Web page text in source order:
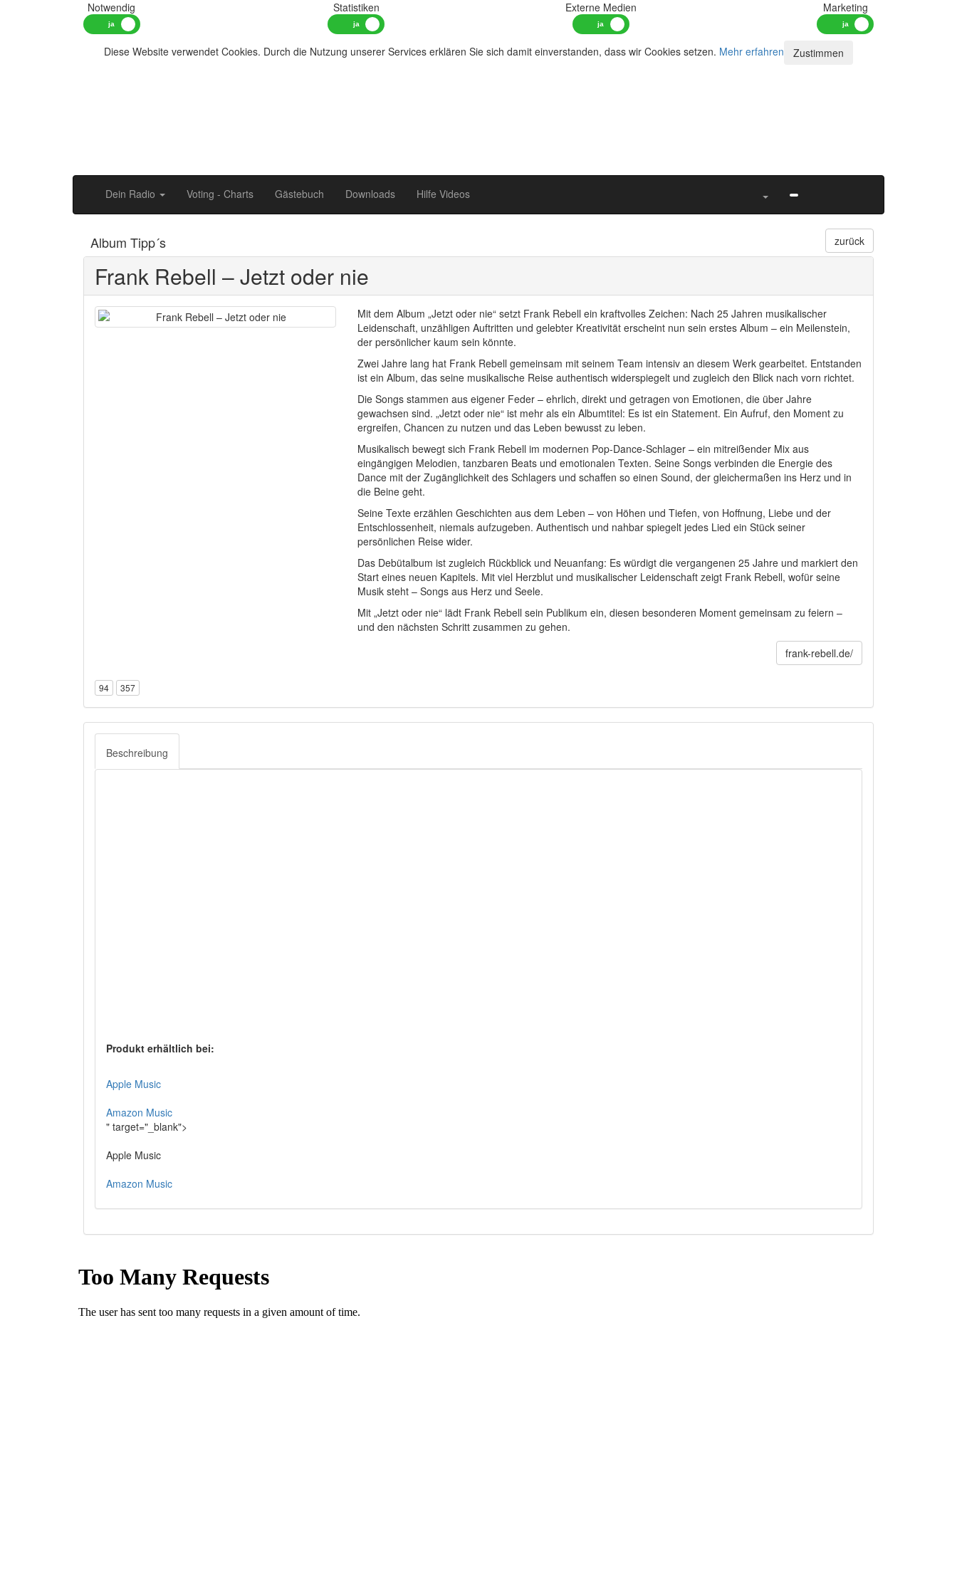
Notwendig Statistiken Externe Medien Marketing
Diese Website verwendet Cookies. Durch die Nutzung unserer Services erklären Sie sich damit einverstanden, dass wir Cookies setzen. Mehr erfahren Zustimmen
Dein Radio Voting - Charts Gästebuch Downloads Hilfe Videos
Album Tipp´s zurück
Frank Rebell – Jetzt oder nie
Mit dem Album „Jetzt oder nie“ setzt Frank Rebell ein kraftvolles Zeichen: Nach 25 Jahren musikalischer
Leidenschaft, unzähligen Auftritten und gelebter Kreativität erscheint nun sein erstes Album – ein Meilenstein,
der persönlicher kaum sein könnte.
Zwei Jahre lang hat Frank Rebell gemeinsam mit seinem Team intensiv an diesem Werk gearbeitet. Entstanden
ist ein Album, das seine musikalische Reise authentisch widerspiegelt und zugleich den Blick nach vorn richtet.
Die Songs stammen aus eigener Feder – ehrlich, direkt und getragen von Emotionen, die über Jahre
gewachsen sind. „Jetzt oder nie“ ist mehr als ein Albumtitel: Es ist ein Statement. Ein Aufruf, den Moment zu
ergreifen, Chancen zu nutzen und das Leben bewusst zu leben.
Musikalisch bewegt sich Frank Rebell im modernen Pop-Dance-Schlager – ein mitreißender Mix aus
eingängigen Melodien, tanzbaren Beats und emotionalen Texten. Seine Songs verbinden die Energie des
Dance mit der Zugänglichkeit des Schlagers und schaffen so einen Sound, der gleichermaßen ins Herz und in
die Beine geht.
Seine Texte erzählen Geschichten aus dem Leben – von Höhen und Tiefen, von Hoffnung, Liebe und der
Entschlossenheit, niemals aufzugeben. Authentisch und nahbar spiegelt jedes Lied ein Stück seiner
persönlichen Reise wider.
Das Debütalbum ist zugleich Rückblick und Neuanfang: Es würdigt die vergangenen 25 Jahre und markiert den
Start eines neuen Kapitels. Mit viel Herzblut und musikalischer Leidenschaft zeigt Frank Rebell, wofür seine
Musik steht – Songs aus Herz und Seele.
Mit „Jetzt oder nie“ lädt Frank Rebell sein Publikum ein, diesen besonderen Moment gemeinsam zu feiern –
und den nächsten Schritt zusammen zu gehen.
frank-rebell.de/
94 357
Beschreibung
Produkt erhältlich bei:
Apple Music
Amazon Music
" target="_blank">
Apple Music
Amazon Music